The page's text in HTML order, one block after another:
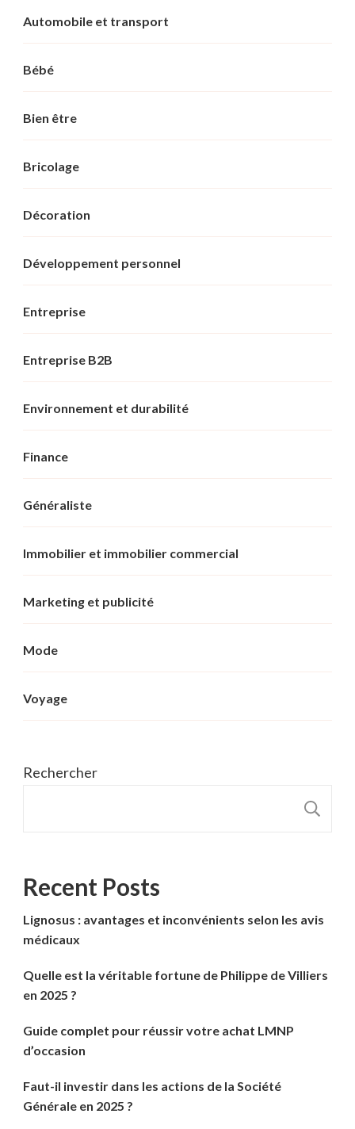
Automobile et transport
Bébé
Bien être
Bricolage
Décoration
Développement personnel
Entreprise
Entreprise B2B
Environnement et durabilité
Finance
Généraliste
Immobilier et immobilier commercial
Marketing et publicité
Mode
Voyage
Rechercher
Recent Posts
Lignosus : avantages et inconvénients selon les avis
médicaux
Quelle est la véritable fortune de Philippe de Villiers
en 2025 ?
Guide complet pour réussir votre achat LMNP
d’occasion
Faut-il investir dans les actions de la Société
Générale en 2025 ?